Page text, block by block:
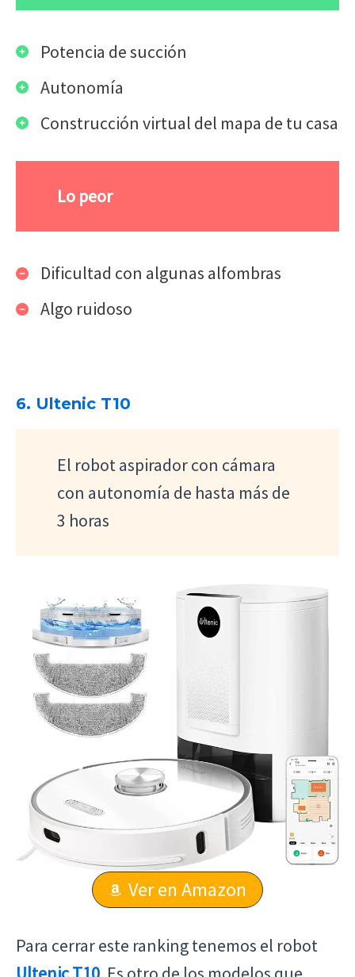
Potencia de succión
Autonomía
Construcción virtual del mapa de tu casa
Lo peor
Dificultad con algunas alfombras
Algo ruidoso
6. Ultenic T10
El robot aspirador con cámara
con autonomía de hasta más de
3 horas
Ver en Amazon
Para cerrar este ranking tenemos el robot